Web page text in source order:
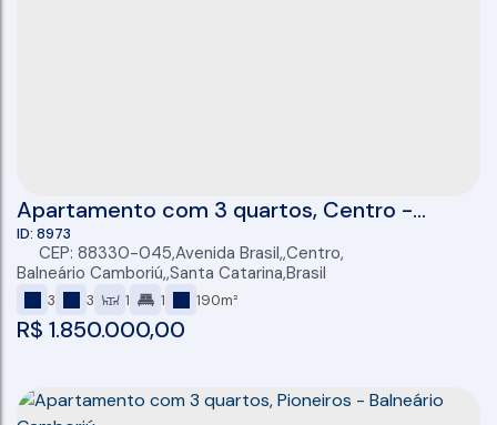
Apartamento com 3 quartos, Centro -
Balneário Camboriú
R$ 1.850.000,00
8973
CEP: 88330-045,Avenida Brasil ,Centro,
Balneário Camboriú ,Santa Catarina,Brasil
3 3 1 1 190m²